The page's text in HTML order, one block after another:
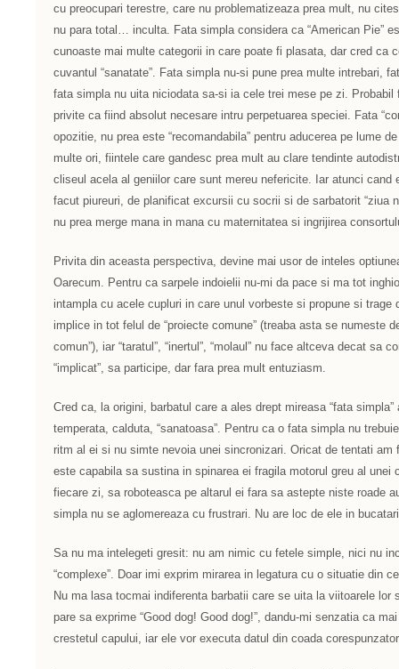
cu preocupari terestre, care nu problematizeaza prea mult, nu
nu para total… inculta. Fata simpla considera ca “American Pie”
cunoaste mai multe categorii in care poate fi plasata, dar cred ca
cuvantul “sanatate”. Fata simpla nu-si pune prea multe intrebari,
fata simpla nu uita niciodata sa-si ia cele trei mese pe zi.
privite ca fiind absolut necesare intru perpetuarea speciei. Fata
opozitie, nu prea este “recomandabila” pentru aducerea pe lume
multe ori, fiintele care gandesc prea mult au clare tendinte
cliseul acela al geniilor care sunt mereu nefericite. Iar atunci cand
facut piureuri, de planificat excursii cu socrii si de sarbatorit “ziua
nu prea merge mana in mana cu maternitatea si ingrijirea
Privita din aceasta perspectiva, devine mai usor de inteles
Oarecum. Pentru ca sarpele indoielii nu-mi da pace si ma tot
intampla cu acele cupluri in care unul vorbeste si propune si trage
implice in tot felul de “proiecte comune” (treaba asta se numeste
comun”), iar “taratul”, “inertul”, “molaul” nu face altceva decat sa
“implicat”, sa participe, dar fara prea mult entuziasm.
Cred ca, la origini, barbatul care a ales drept mireasa “fata
temperata, calduta, “sanatoasa”. Pentru ca o fata simpla nu
ritm al ei si nu simte nevoia unei sincronizari. Oricat de tentati
este capabila sa sustina in spinarea ei fragila motorul greu al
fiecare zi, sa roboteasca pe altarul ei fara sa astepte niste roade
simpla nu se aglomereaza cu frustrari. Nu are loc de ele in
Sa nu ma intelegeti gresit: nu am nimic cu fetele simple, nici nu
“complexe”. Doar imi exprim mirarea in legatura cu o situatie din
Nu ma lasa tocmai indiferenta barbatii care se uita la viitoarele lor
pare sa exprime “Good dog! Good dog!”, dandu-mi senzatia ca
crestetul capului, iar ele vor executa datul din coada